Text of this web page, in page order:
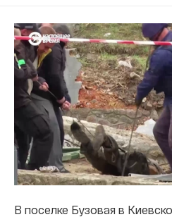
В поселке Бузовая в